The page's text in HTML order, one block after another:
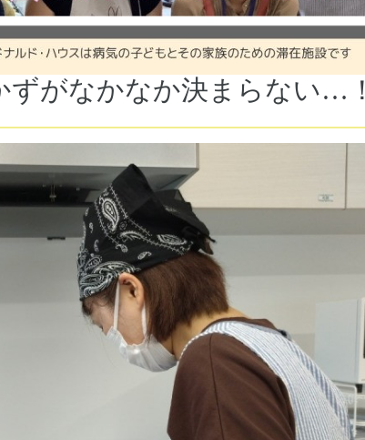
ずがなかなか決まらない…！